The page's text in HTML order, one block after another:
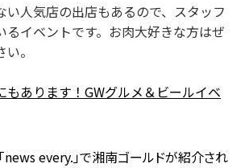
い人気店の出店もあるので、スタッフ
るイベントです。お肉大好きな方はぜ
。
もあります！GWグルメ＆ビールイベ
news every.」で湘南ゴールドが紹介され